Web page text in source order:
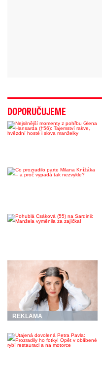
DOPORUČUJEME
REKLAMA